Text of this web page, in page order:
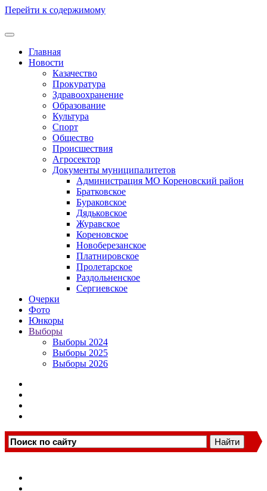
Перейти к содержимому
Главная
Новости
Казачество
Прокуратура
Здравоохранение
Образование
Культура
Спорт
Общество
Происшествия
Агросектор
Документы муниципалитетов
Администрация МО Кореновский район
Братковское
Бураковское
Дядьковское
Журавское
Кореновское
Новоберезанское
Платнировское
Пролетарское
Раздольненское
Сергиевское
Очерки
Фото
Юнкоры
Выборы
Выборы 2024
Выборы 2025
Выборы 2026